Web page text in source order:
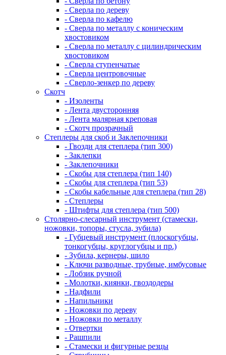
- Сверла по дереву
- Сверла по кафелю
- Сверла по металлу с коническим
хвостовиком
- Сверла по металлу с цилиндрическим
хвостовиком
- Сверла ступенчатые
- Сверла центровочные
- Сверло-зенкер по дереву
Скотч
- Изоленты
- Лента двусторонняя
- Лента малярная креповая
- Скотч прозрачный
Степлеры для скоб и Заклепочники
- Гвозди для степлера (тип 300)
- Заклепки
- Заклепочники
- Скобы для степлера (тип 140)
- Скобы для степлера (тип 53)
- Скобы кабельные для степлера (тип 28)
- Степлеры
- Штифты для степлера (тип 500)
Столярно-слесарный инструмент (стамески,
ножовки, топоры, стусла, зубила)
- Губцевый инструмент (плоскогубцы,
тонкогубцы, круглогубцы и пр.)
- Зубила, кернеры, шило
- Ключи разводные, трубные, имбусовые
- Лобзик ручной
- Молотки, киянки, гвоздодеры
- Надфили
- Напильники
- Ножовки по дереву
- Ножовки по металлу
- Отвертки
- Рашпили
- Стамески и фигурные резцы